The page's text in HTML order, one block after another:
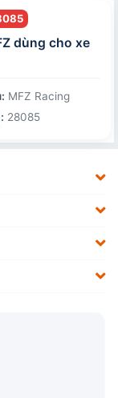
dùng cho xe
MFZ Racing
28085